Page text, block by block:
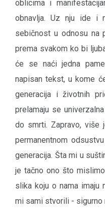
oblicima i
obnavlja. Uz nju ide i
sebičnost u odnosu na
prema svakom ko bi
će se naći jedna
napisan tekst, u kome
generacija i životnih
prelamaju se
do smrti. Zapravo, više
permanentnom
generacija. Šta mi u
je tačno ono što
slika koju o nama imaju
mi sami stvorili - sigurno